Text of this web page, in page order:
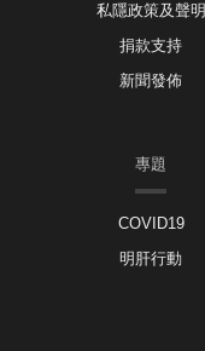
私隱政策及聲明
捐款支持
新聞發佈
專題
COVID19
明肝行動